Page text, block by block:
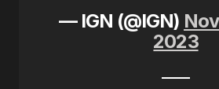
— IGN (@IGN)
2023